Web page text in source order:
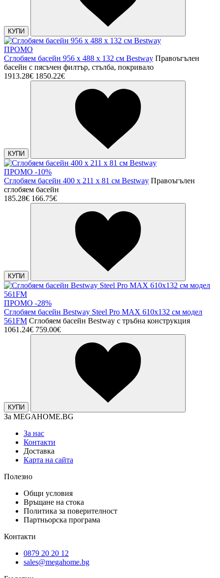
КУПИ
ПРОМО
Сглобяем басейн 956 x 488 x 132 см Bestway Правоъгълен
басейн с пясъчен филтър, стълба, покривало
1913.28€ 1850.22€
КУПИ
ПРОМО -10%
Сглобяем басейн 400 х 211 х 81 см Bestway Правоъгълен
сглобяем басейн
185.28€ 166.75€
КУПИ
ПРОМО -28%
Сглобяем басейн Bestway Steel Pro MAX 610х132 см модел
561FM Сглобяем басейн Bestway с тръбна конструкция
1061.24€ 759.00€
КУПИ
За MEGAHOME.BG
За нас
Контакти
Доставка
Карта на сайта
Полезно
Общи условия
Връщане на стока
Политика за поверителност
Партньорска програма
Контакти
0879 20 20 12
sales@megahome.bg